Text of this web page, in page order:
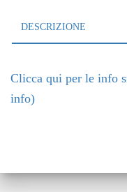
DESCRIZIONE
Clicca qui per le info
info)